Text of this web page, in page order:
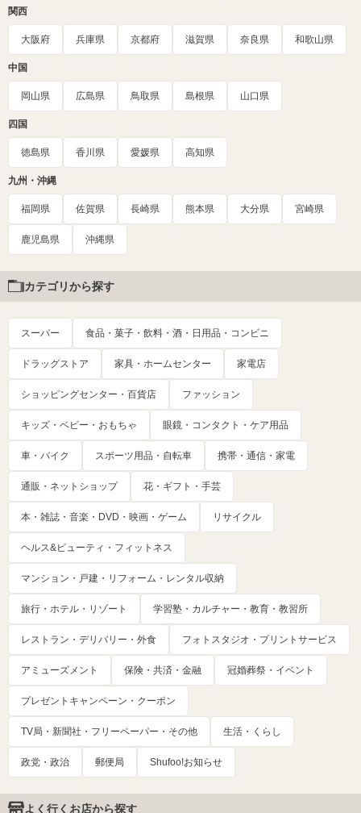
関西
大阪府 兵庫県 京都府 滋賀県 奈良県 和歌山県
中国
岡山県 広島県 鳥取県 島根県 山口県
四国
徳島県 香川県 愛媛県 高知県
九州・沖縄
福岡県 佐賀県 長崎県 熊本県 大分県 宮崎県
鹿児島県 沖縄県
カテゴリから探す
スーパー 食品・菓子・飲料・酒・日用品・コンビニ
ドラッグストア 家具・ホームセンター 家電店
ショッピングセンター・百貨店 ファッション
キッズ・ベビー・おもちゃ 眼鏡・コンタクト・ケア用品
車・バイク スポーツ用品・自転車 携帯・通信・家電
通販・ネットショップ 花・ギフト・手芸
本・雑誌・音楽・DVD・映画・ゲーム リサイクル
ヘルス&ビューティ・フィットネス
マンション・戸建・リフォーム・レンタル収納
旅行・ホテル・リゾート 学習塾・カルチャー・教育・教習所
レストラン・デリバリー・外食 フォトスタジオ・プリントサービス
アミューズメント 保険・共済・金融 冠婚葬祭・イベント
プレゼントキャンペーン・クーポン
TV局・新聞社・フリーペーパー・その他 生活・くらし
政党・政治 郵便局 Shufoo!お知らせ
よく行くお店から探す